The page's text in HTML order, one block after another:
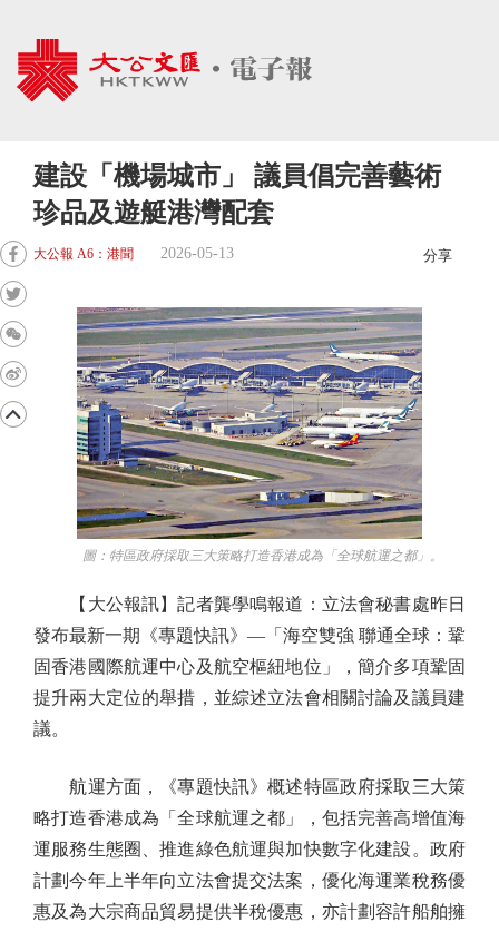
建設「機場城市」 議員倡完善藝術
珍品及遊艇港灣配套
大公報 A6：港聞 2026-05-13 分享
圖：特區政府採取三大策略打造香港成為「全球航運之都」。
【大公報訊】記者龔學鳴報道：立法會秘書處昨日
發布最新一期《專題快訊》—「海空雙強 聯通全球：鞏
固香港國際航運中心及航空樞紐地位」，簡介多項鞏固
提升兩大定位的舉措，並綜述立法會相關討論及議員建
議。
航運方面，《專題快訊》概述特區政府採取三大策
略打造香港成為「全球航運之都」，包括完善高增值海
運服務生態圈、推進綠色航運與加快數字化建設。政府
計劃今年上半年向立法會提交法案，優化海運業稅務優
惠及為大宗商品貿易提供半稅優惠，亦計劃容許船舶擁